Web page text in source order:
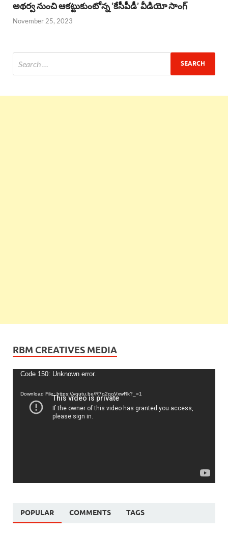
అథర్వ నుంచి ఆకట్టుకుంటోన్న ‘కేసీపీడీ’ వీడియో సాంగ్
November 25, 2023
RBM CREATIVES MEDIA
Video
Code 150: Unknown error.
Download File: https://youtu.be/R7o2qoVxwRk?_=1
POPULAR COMMENTS TAGS